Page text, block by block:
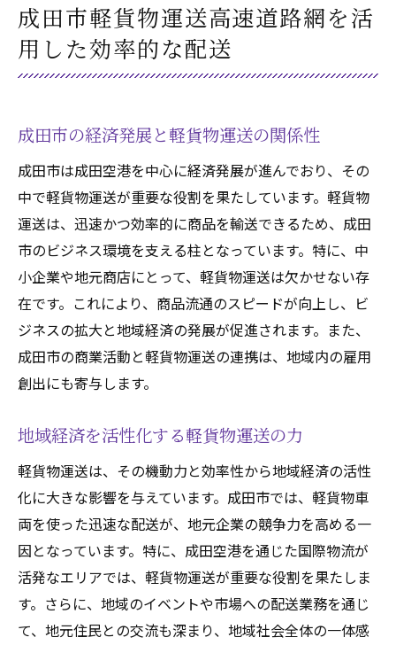
成田市軽貨物運送高速道路網を活
用した効率的な配送
成田市の経済発展と軽貨物運送の関係性
成田市は成田空港を中心に経済発展が進んでおり、その
中で軽貨物運送が重要な役割を果たしています。軽貨物
運送は、迅速かつ効率的に商品を輸送できるため、成田
市のビジネス環境を支える柱となっています。特に、中
小企業や地元商店にとって、軽貨物運送は欠かせない存
在です。これにより、商品流通のスピードが向上し、ビ
ジネスの拡大と地域経済の発展が促進されます。また、
成田市の商業活動と軽貨物運送の連携は、地域内の雇用
創出にも寄与します。
地域経済を活性化する軽貨物運送の力
軽貨物運送は、その機動力と効率性から地域経済の活性
化に大きな影響を与えています。成田市では、軽貨物車
両を使った迅速な配送が、地元企業の競争力を高める一
因となっています。特に、成田空港を通じた国際物流が
活発なエリアでは、軽貨物運送が重要な役割を果たしま
す。さらに、地域のイベントや市場への配送業務を通じ
て、地元住民との交流も深まり、地域社会全体の一体感